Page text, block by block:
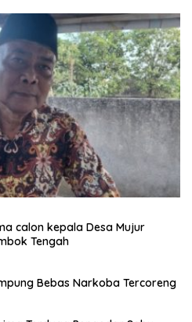
calon kepala Desa Mujur
Tengah
Bebas Narkoba Tercoreng